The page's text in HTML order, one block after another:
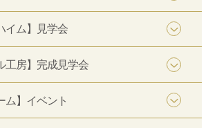
イム】見学会
工房】完成見学会
ム】イベント